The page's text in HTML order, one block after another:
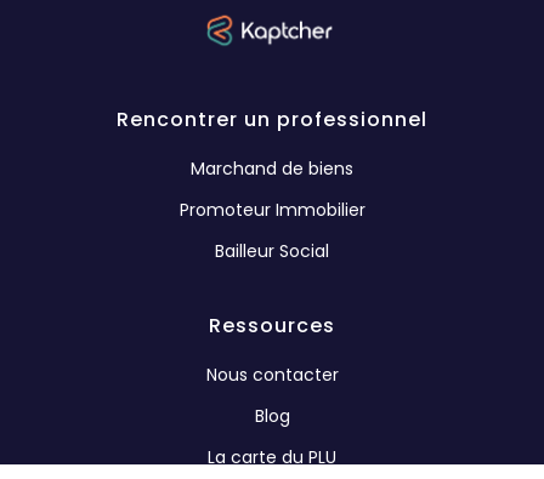
Rencontrer un professionnel
Marchand de biens
Promoteur Immobilier
Bailleur Social
Ressources
Nous contacter
Blog
La carte du PLU